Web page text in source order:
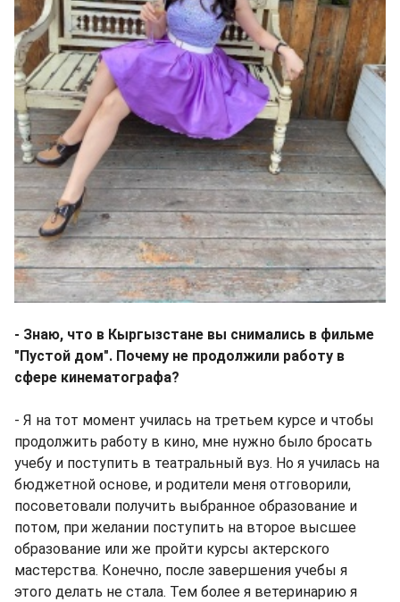
- Знаю, что в Кыргызстане вы снимались в фильме
"Пустой дом". Почему не продолжили работу в
сфере кинематографа?
- Я на тот момент училась на третьем курсе и чтобы
продолжить работу в кино, мне нужно было бросать
учебу и поступить в театральный вуз. Но я училась на
бюджетной основе, и родители меня отговорили,
посоветовали получить выбранное образование и
потом, при желании поступить на второе высшее
образование или же пройти курсы актерского
мастерства. Конечно, после завершения учебы я
этого делать не стала. Тем более я ветеринарию я